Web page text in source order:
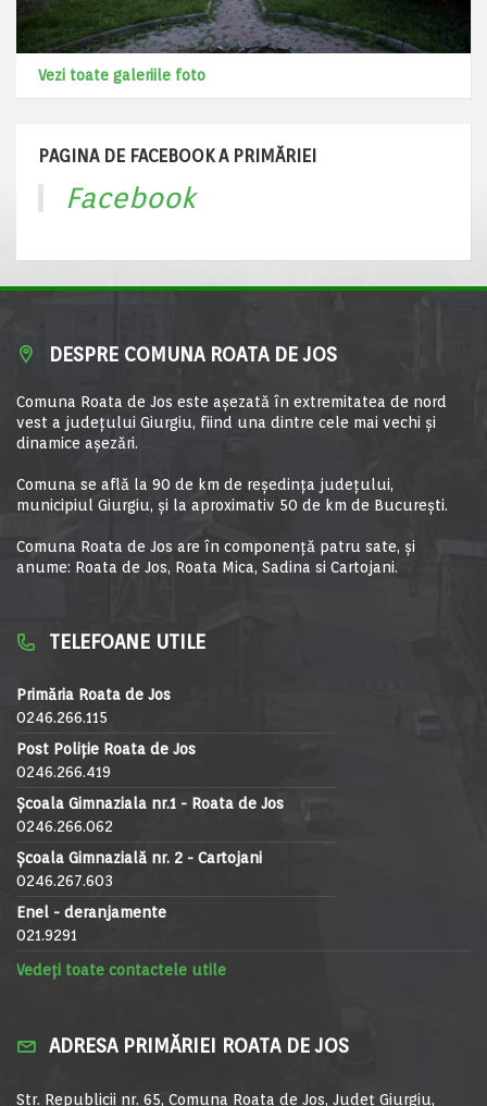
Vezi toate galeriile foto
PAGINA DE FACEBOOK A PRIMĂRIEI
Facebook
DESPRE COMUNA ROATA DE JOS
Comuna Roata de Jos este aşezată în extremitatea de nord
vest a judeţului Giurgiu, fiind una dintre cele mai vechi şi
dinamice aşezări.
Comuna se află la 90 de km de reşedinţa judeţului,
municipiul Giurgiu, şi la aproximativ 50 de km de Bucureşti.
Comuna Roata de Jos are în componență patru sate, și
anume: Roata de Jos, Roata Mica, Sadina si Cartojani.
TELEFOANE UTILE
Primăria Roata de Jos
0246.266.115
Post Poliție Roata de Jos
0246.266.419
Școala Gimnaziala nr.1 - Roata de Jos
0246.266.062
Școala Gimnazială nr. 2 - Cartojani
0246.267.603
Enel - deranjamente
021.9291
Vedeți toate contactele utile
ADRESA PRIMĂRIEI ROATA DE JOS
Str. Republicii nr. 65, Comuna Roata de Jos, Județ Giurgiu,